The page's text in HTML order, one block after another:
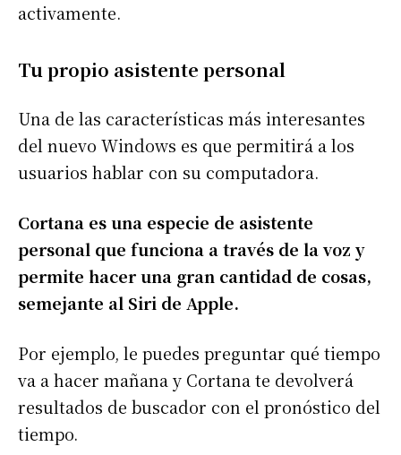
activamente.
Tu propio asistente personal
Una de las características más interesantes
del nuevo Windows es que permitirá a los
usuarios hablar con su computadora.
Cortana es una especie de asistente
personal que funciona a través de la voz y
permite hacer una gran cantidad de cosas,
semejante al Siri de Apple.
Por ejemplo, le puedes preguntar qué tiempo
va a hacer mañana y Cortana te devolverá
resultados de buscador con el pronóstico del
tiempo.